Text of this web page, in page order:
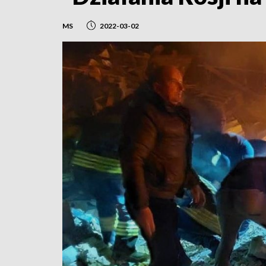
MS 2022-03-02